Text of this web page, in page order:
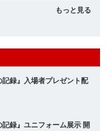
もっと見る
録』入場者プレゼント配
録』ユニフォーム展示 開